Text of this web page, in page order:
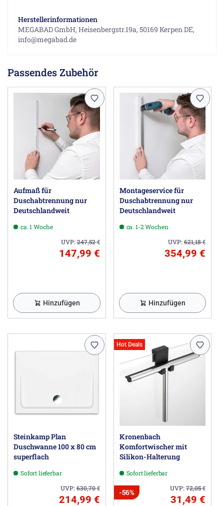
Herstellerinformationen
MEGABAD GmbH, Heisenbergstr.19a, 50169 Kerpen DE,
info@megabad.de
Passendes Zubehör
Aufmaß für
Duschabtrennung nur
Deutschlandweit
ca. 1 Woche
UVP:247,52€
147,99 €
Hinzufügen
Montageservice für
Duschabtrennung nur
Deutschlandweit
ca. 1-2 Wochen
UVP:621,18€
354,99 €
Hinzufügen
Steinkamp Plan
Duschwanne 100 x 80 cm
superflach
Sofort lieferbar
UVP:630,70€
214,99 €
Hot Deals
Kronenbach
Komfortwischer mit
Silikon-Halterung
Sofort lieferbar
UVP:72,05€
-56%
31,49 €